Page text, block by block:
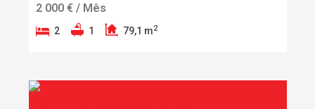
2 000 € / Mês
2 1 79,1 m2